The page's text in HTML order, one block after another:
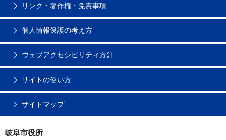
リンク・著作権・免責事項
個人情報保護の考え方
ウェブアクセシビリティ方針
サイトの使い方
サイトマップ
岐阜市役所